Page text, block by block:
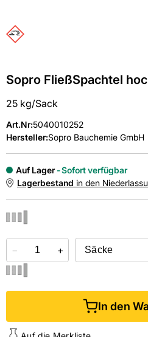
Sopro FließSpachtel
25 kg/Sack
Art.Nr:5040010252
Hersteller:Sopro Bauchemie GmbH
Auf Lager
Sofort verfügbar
Lagerbestand in den
Online kaufen &kostenlos
− +
In den